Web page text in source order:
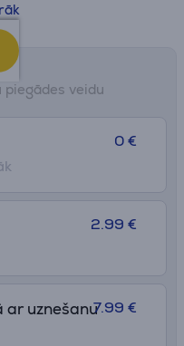
viegli noņemt un
veidu
0 €
2.99 €
uznešanu7.99 €